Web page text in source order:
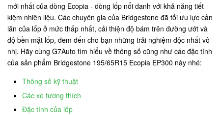
mới nhất của dòng Ecopia - dòng lốp nổi danh với khả năng tiết
kiệm nhiên liệu. Các chuyên gia của Bridgestone đã tối ưu lực cản
lăn của lốp ở mức thấp nhất, cải thiện độ bám trên đường ướt và
độ bền mặt lốp, đem đến cho bạn những trải nghiệm độc nhất vô
nhị. Hãy cùng G7Auto tìm hiểu về thông số cũng như các đặc tính
của sản phẩm Bridgestone 195/65R15 Ecopia EP300 này nhé:
Thông số kỹ thuật
Các xe tương thích
Đặc tính của lốp